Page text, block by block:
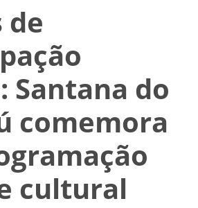
de
Santana do
comemora
cultural